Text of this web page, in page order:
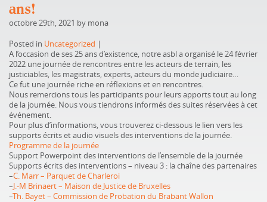
ans!
octobre 29th, 2021 by mona
Posted in Uncategorized |
A l’occasion de ses 25 ans d’existence, notre asbl a organisé le 24 février
2022 une journée de rencontres entre les acteurs de terrain, les
justiciables, les magistrats, experts, acteurs du monde judiciaire…
Ce fut une journée riche en réflexions et en rencontres.
Nous remercions tous les participants pour leurs apports tout au long
de la journée. Nous vous tiendrons informés des suites réservées à cet
événement.
Pour plus d’informations, vous trouverez ci-dessous le lien vers les
supports écrits et audio visuels des interventions de la journée.
Programme de la journée
Support Powerpoint des interventions de l’ensemble de la journée
Supports écrits des interventions – niveau 3 : la chaîne des partenaires
–C. Marr – Parquet de Charleroi
–J.-M Brinaert – Maison de Justice de Bruxelles
–Th. Bayet – Commission de Probation du Brabant Wallon